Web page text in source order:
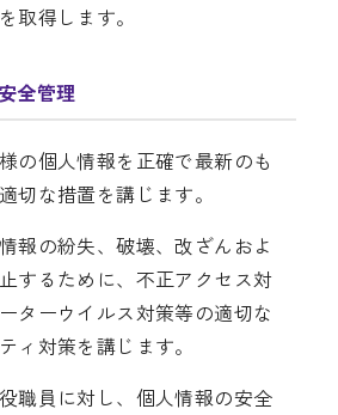
取得します。
全管理
の個人情報を正確で最新のも
切な措置を講じます。
報の紛失、破壊、改ざんおよ
するために、不正アクセス対
ターウイルス対策等の適切な
ィ対策を講じます。
職員に対し、個人情報の安全